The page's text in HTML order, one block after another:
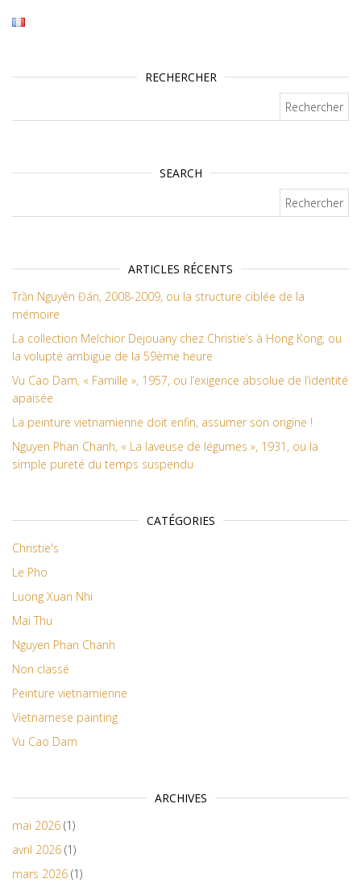
RECHERCHER
SEARCH
ARTICLES RÉCENTS
Trần Nguyên Đán, 2008-2009, ou la structure ciblée de la
mémoire
La collection Melchior Dejouany chez Christie’s à Hong Kong, ou
la volupté ambigüe de la 59ème heure
Vu Cao Dam, « Famille », 1957, ou l’exigence absolue de l’identité
apaisée
La peinture vietnamienne doit enfin, assumer son origine !
Nguyen Phan Chanh, « La laveuse de légumes », 1931, ou la
simple pureté du temps suspendu
CATÉGORIES
Christie's
Le Pho
Luong Xuan Nhi
Mai Thu
Nguyen Phan Chanh
Non classé
Peinture vietnamienne
Vietnamese painting
Vu Cao Dam
ARCHIVES
mai 2026 (1)
avril 2026 (1)
mars 2026 (1)